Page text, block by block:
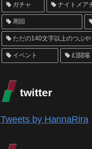
ガチャ ナイトメア
周回
ただの140文字以上のつぶや
イベント 幻闘場
twitter
Tweets by HannaRira